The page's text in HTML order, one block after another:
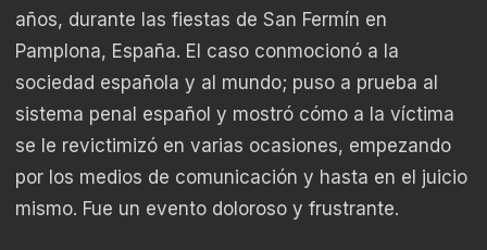
años, durante las fiestas de San Fermín en
Pamplona, España. El caso conmocionó a la
sociedad española y al mundo; puso a prueba al
sistema penal español y mostró cómo a la víctima
se le revictimizó en varias ocasiones, empezando
por los medios de comunicación y hasta en el juicio
mismo. Fue un evento doloroso y frustrante.